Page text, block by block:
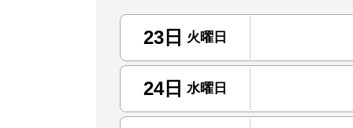
23日 火曜日
24日 水曜日